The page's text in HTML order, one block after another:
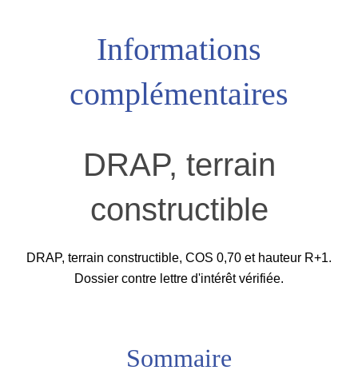
Informations
complémentaires
DRAP, terrain
constructible
DRAP, terrain constructible, COS 0,70 et hauteur R+1.
Dossier contre lettre d'intérêt vérifiée.
Sommaire